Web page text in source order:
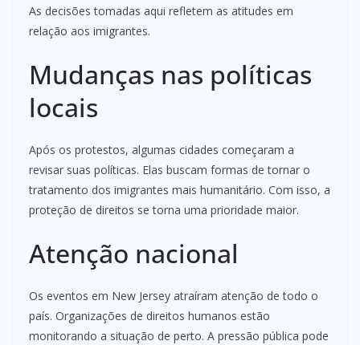
As decisões tomadas aqui refletem as atitudes em
relação aos imigrantes.
Mudanças nas políticas
locais
Após os protestos, algumas cidades começaram a
revisar suas políticas. Elas buscam formas de tornar o
tratamento dos imigrantes mais humanitário. Com isso, a
proteção de direitos se torna uma prioridade maior.
Atenção nacional
Os eventos em New Jersey atraíram atenção de todo o
país. Organizações de direitos humanos estão
monitorando a situação de perto. A pressão pública pode